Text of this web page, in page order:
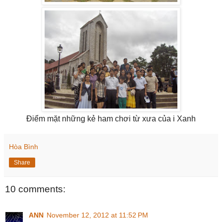
Điểm mặt những kẻ ham chơi từ xưa của i Xanh
Hòa Bình
Share
10 comments:
ANN November 12, 2012 at 11:52 PM